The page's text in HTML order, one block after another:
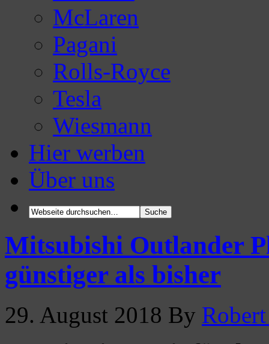
McLaren
Pagani
Rolls-Royce
Tesla
Wiesmann
Hier werben
Über uns
Mitsubishi Outlander
günstiger als bisher
29. August 2018 By